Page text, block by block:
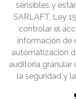
sensibles y
SARLAFT, Ley
controlar el
información de
automatización
auditoría granular
la seguridad y